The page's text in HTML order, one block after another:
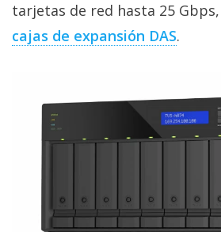
móviles,
ordenadores,
apps,
trucos y
tutoriales.
Algunos
derechos
reservados.
tarjetas de red hasta 25
cajas de expansión DAS.